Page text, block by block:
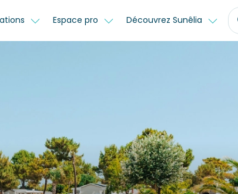
Espace pro Découvrez Sunêlia